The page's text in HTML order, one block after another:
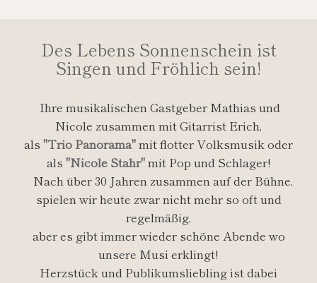
Des Lebens Sonnenschein ist
Singen und Fröhlich sein!
Ihre musikalischen Gastgeber Mathias und
Nicole zusammen mit Gitarrist Erich,
als "Trio Panorama"mit flotter Volksmusik oder
als "Nicole Stahr"mit Pop und Schlager!
Nach über 30 Jahren zusammen auf der Bühne,
spielen wir heute zwar nicht mehr so oft und
regelmäßig,
aber es gibt immer wieder schöne Abende wo
unsere Musi erklingt!
Herzstück und Publikumsliebling ist dabei